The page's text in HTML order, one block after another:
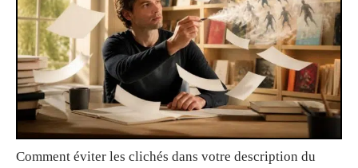
Comment éviter les clichés dans votre description du